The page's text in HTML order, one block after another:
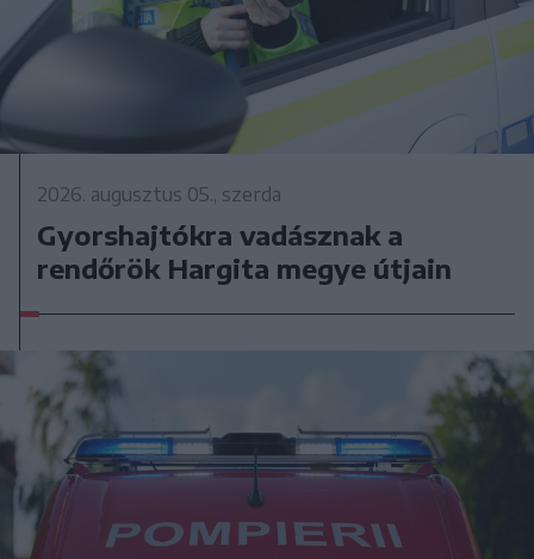
2026. augusztus 05., szerda
Gyorshajtókra vadásznak a
rendőrök Hargita megye útjain